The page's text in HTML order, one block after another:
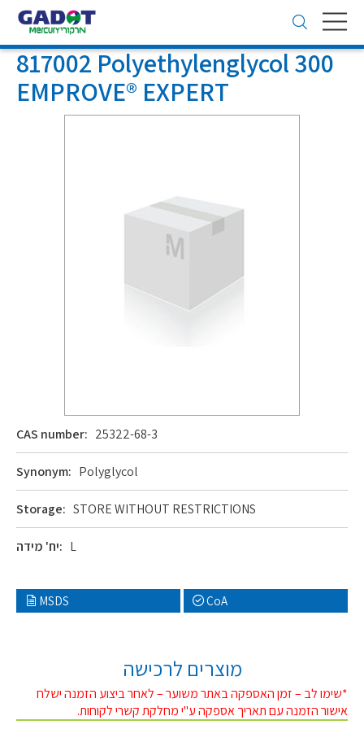
Toggle
navigation
817002 Polyethylenglycol 300
EMPROVE® EXPERT
CAS number: 25322-68-3
Synonym: Polyglycol
Storage: STORE WITHOUT RESTRICTIONS
יח' מידה: L
MSDS CoA
מוצרים לרכישה
*שימו לב – זמן האספקה באתר משוער – לאחר ביצוע הזמנה ישלח
אישור הזמנה עם תאריך אספקה ע"י מחלקת קשרי לקוחות.